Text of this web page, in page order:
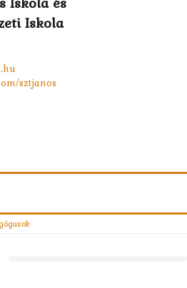
Iskola
sztjanos